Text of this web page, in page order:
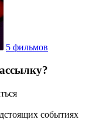
5 фильмов
событиях